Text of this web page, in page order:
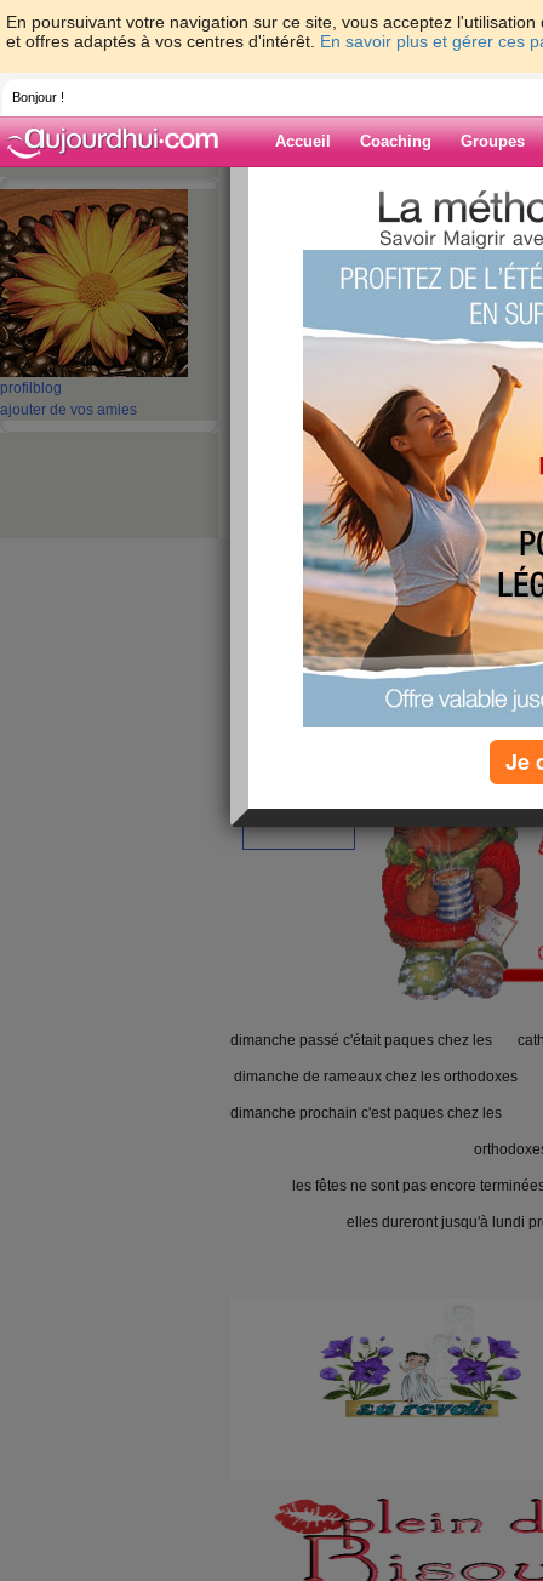
En poursuivant votre navigation sur ce site, vous acceptez
et offres adaptés à vos centres d'intérêt. En savoir plus et gérer ces
Bonjour !
Accueil Coaching Groupes
profil blog
ajouter de vos amies
> > paques
Blog de catmac
paques
je m'excuse du retard mais mieux vaut tard
je vous souhaite de joyeuses paques
beaucoup de bonheur ...et
dimanche passé c'était paques chez les
dimanche de rameaux chez les orthodoxes
dimanche prochain c'est paques chez les
les fêtes ne sont pas encore
elles dureront jusqu'à lundi
Je